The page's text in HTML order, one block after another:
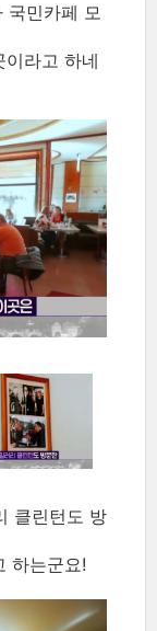
국민카페 모
라고 하네
클린턴도 방
하는군요!